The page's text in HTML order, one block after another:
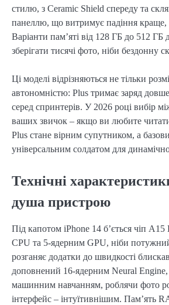
стилю, з Ceramic Shield спереду та
панеллю, що витримує падіння
Варіанти пам’яті від 128 ГБ до 512 ГБ
зберігати тисячі фото, ніби бездонну
Ці моделі відрізняються не тільки
автономністю: Plus тримає заряд
серед спринтерів. У 2026 році вибір
ваших звичок – якщо ви любите
Plus стане вірним супутником, а
універсальним солдатом для
Технічні
душа пристрою
Під капотом iPhone 14 б’ється чіп
CPU та 5-ядерним GPU, ніби
розганяє додатки до швидкості
доповнений 16-ядерним Neural Engine,
машинним навчанням, роблячи фото
інтерфейс – інтуїтивнішим. Пам’ять